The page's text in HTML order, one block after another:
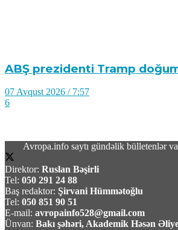
ABŞ prezidenti Tramp
07 Avqust 2026 / 7:57
6
Təhsil naziri:Danimarkada
07 Avqust 2026 / 7:51
13
Avropa.info saytı gündəlik bülletenlər
Direktor: Ruslan Bəşirli
Tel: 050 291 24 88
Baş redaktor: Şirvani Hümmətoğlu
Tel: 050 851 90 51
E-mail: avropainfo528@gmail.com
Ünvan: Bakı şəhəri, Akademik Həsən